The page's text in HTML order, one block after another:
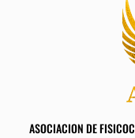
ASOCIACION DE